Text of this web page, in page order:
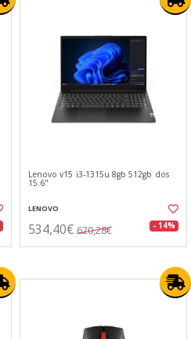
Lenovo v15 i3-1315u 8gb 512gb dos
15.6"
LENOVO
534,40€ 620,28€ - 14%